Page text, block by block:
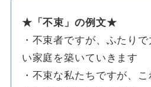
★「不束」の例文★
・不束者ですが、ふたり
い家庭を築いていきます
・不束な私たちですが、